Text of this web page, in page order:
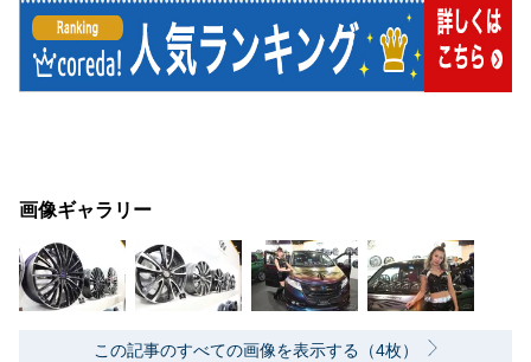
画像ギャラリー
この記事のすべての画像を表示する（4枚）